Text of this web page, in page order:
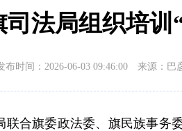
司法局组织培训
布时间：2026-06-03 09:46:00 来源：巴
联合旗委政法委、旗民族事务